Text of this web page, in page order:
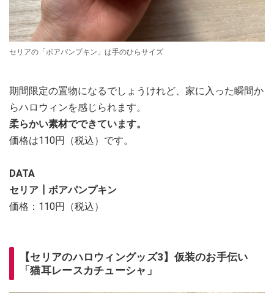
セリアの「ボアパンプキン」は手のひらサイズ
期間限定の置物になるでしょうけれど、家に入った瞬間か
らハロウィンを感じられます。
柔らかい素材でできています。
価格は110円（税込）です。
DATA
セリア┃ボアパンプキン
価格：110円（税込）
【セリアのハロウィングッズ3】仮装のお手伝い
「猫耳レースカチューシャ」